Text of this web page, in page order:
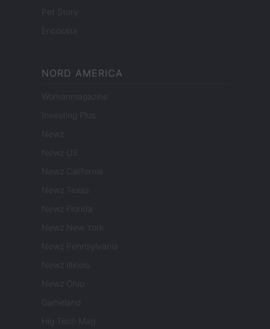
Pet Story
Encocina
NORD AMERICA
Womanmagazine
Investing Plus
Newz
Newz US
Newz California
Newz Texas
Newz Florida
Newz New York
Newz Pennsylvania
Newz Illinois
Newz Ohio
Gameland
Hig Tech Mag